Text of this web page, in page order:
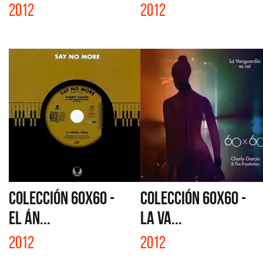
2012 2012
COLECCIÓN 60X60 -
EL ÁN...
2012
COLECCIÓN 60X60 -
LA VA...
2012